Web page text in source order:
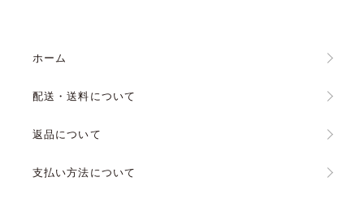
ホーム
配送・送料について
返品について
支払い方法について